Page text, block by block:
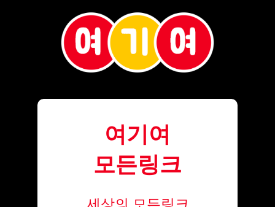
여기여
모든링크